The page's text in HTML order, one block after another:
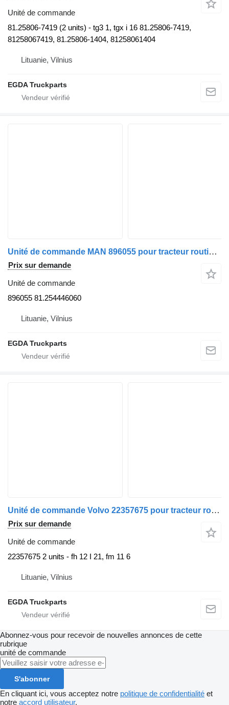
Unité de commande
81.25806-7419 (2 units) - tg3 1, tgx i 16 81.25806-7419,
81258067419, 81.25806-1404, 81258061404
Lituanie, Vilnius
EGDA Truckparts
Unité de commande MAN 896055 pour tracteur routier MAN 224
Prix sur demande
Unité de commande
896055 81.254446060
Lituanie, Vilnius
EGDA Truckparts
Unité de commande Volvo 22357675 pour tracteur routier Volvo
Prix sur demande
Unité de commande
22357675 2 units - fh 12 I 21, fm 11 6
Lituanie, Vilnius
EGDA Truckparts
Abonnez-vous pour recevoir de nouvelles annonces de cette
rubrique
unité de commande
S'abonner
En cliquant ici, vous acceptez notre politique de confidentialité et
notre accord utilisateur.